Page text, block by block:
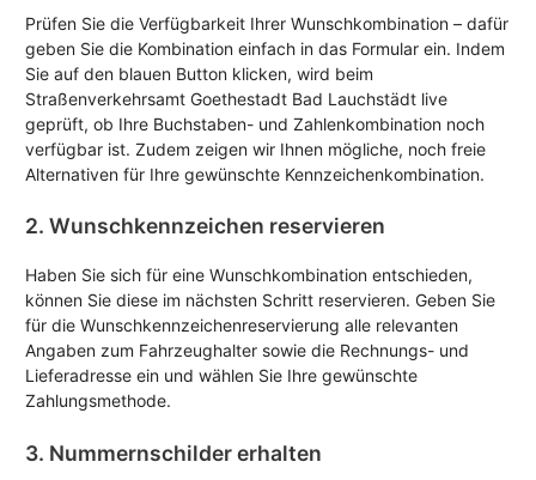
Prüfen Sie die Verfügbarkeit Ihrer Wunschkombination – dafür
geben Sie die Kombination einfach in das Formular ein. Indem
Sie auf den blauen Button klicken, wird beim
Straßenverkehrsamt Goethestadt Bad Lauchstädt live
geprüft, ob Ihre Buchstaben- und Zahlenkombination noch
verfügbar ist. Zudem zeigen wir Ihnen mögliche, noch freie
Alternativen für Ihre gewünschte Kennzeichenkombination.
2. Wunschkennzeichen reservieren
Haben Sie sich für eine Wunschkombination entschieden,
können Sie diese im nächsten Schritt reservieren. Geben Sie
für die Wunschkennzeichenreservierung alle relevanten
Angaben zum Fahrzeughalter sowie die Rechnungs- und
Lieferadresse ein und wählen Sie Ihre gewünschte
Zahlungsmethode.
3. Nummernschilder erhalten